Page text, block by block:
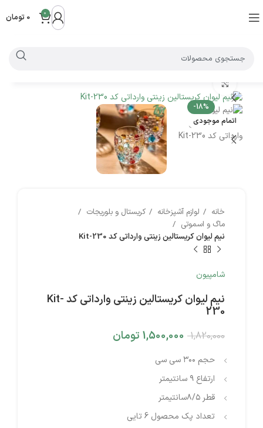
0
0 تومان
-18%
اتمام موجودی
خانه لوازم آشپزخانه
کریستال و بلوریجات
ماگ و اسموتی
نیم لیوان کریستالین زینتی وارداتی کد Kit-230
شامپیون
نیم لیوان کریستالین زینتی وارداتی کد Kit-
230
1,820,000
1,500,000 تومان
حجم ۳۰۰ سی سی
ارتفاع ۹ سانتیمتر
قطر ۸/۵سانتیمتر
تعداد پک محصول 6 تایی